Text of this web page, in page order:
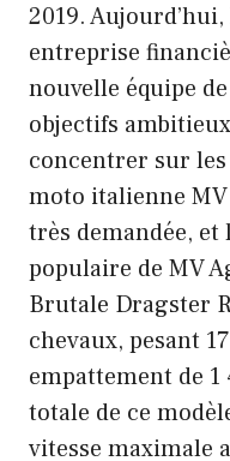
2019.
entreprise
nouvelle équipe
objectifs
concentrer sur
moto italienne
très demandée, et
populaire de MV
Brutale Dragster
chevaux, pesant
empattement de
totale de ce
vitesse maximale